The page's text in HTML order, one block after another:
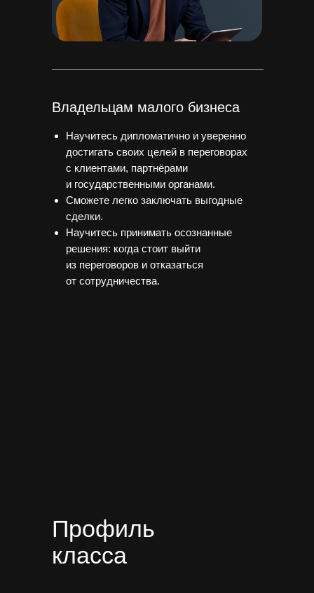
Владельцам малого бизнеса
Научитесь дипломатично и уверенно
достигать своих целей в переговорах
с клиентами, партнёрами
и государственными органами.
Сможете легко заключать выгодные
сделки.
Научитесь принимать осознанные
решения: когда стоит выйти
из переговоров и отказаться
от сотрудничества.
Профиль
класса